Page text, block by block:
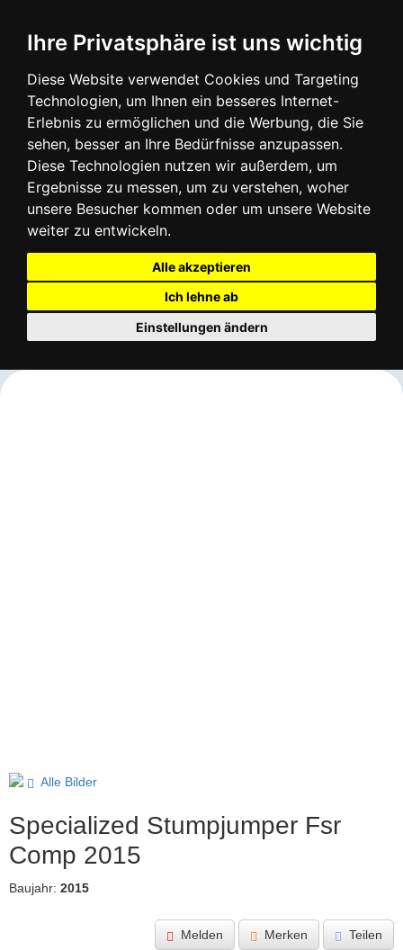
Ihre Privatsphäre ist uns wichtig
Diese Website verwendet Cookies und Targeting
Technologien, um Ihnen ein besseres Internet-
Erlebnis zu ermöglichen und die Werbung, die Sie
sehen, besser an Ihre Bedürfnisse anzupassen.
Diese Technologien nutzen wir außerdem, um
Ergebnisse zu messen, um zu verstehen, woher
unsere Besucher kommen oder um unsere Website
weiter zu entwickeln.
Alle akzeptieren
Ich lehne ab
Einstellungen ändern
Alle Bilder
Specialized Stumpjumper Fsr
Comp 2015
Baujahr: 2015
Melden Merken Teilen